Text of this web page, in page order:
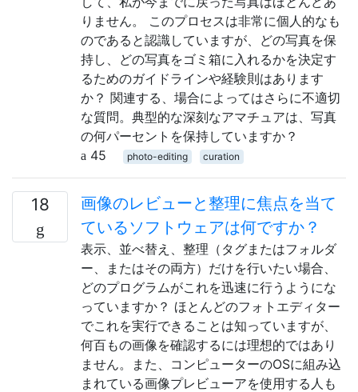
りません。 このプロセスは非常に個人的なも
のであると認識していますが、どの写真を保
持し、どの写真をゴミ箱に入れるかを決定す
るためのガイドラインや経験則はあります
か？ 関連する、場合によってはさらに不適切
な質問。典型的な深刻なアマチュアは、写真
の何パーセントを保持していますか？
45
photo-editing curation
18
画像のレビューと整理に焦点を当て
ているソフトウェアは何ですか？
表示、並べ替え、整理（タグまたはフォルダ
ー、またはその両方）だけを行いたい場合、
どのプログラムがこれを迅速に行うようにな
っていますか？ ほとんどのフォトエディター
でこれを実行できることは知っていますが、
何百もの画像を確認するには理想的ではあり
ません。また、コンピューターのOSに組み込
まれている画像プレビューアを使用する人も